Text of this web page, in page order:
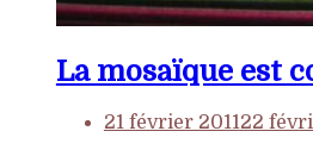
La mosaïque est
21 février 201122